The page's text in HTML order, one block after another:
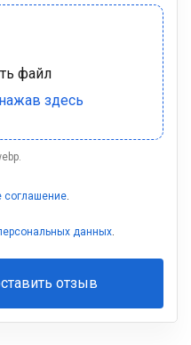
соглашение.
данных.
отзыв